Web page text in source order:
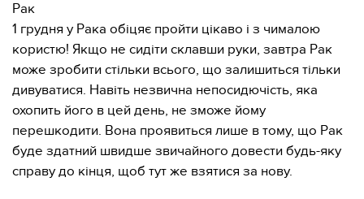
Рак
1 грудня у Рака обіцяє пройти цікаво і з чималою
користю! Якщо не сидіти склавши руки, завтра Рак
може зробити стільки всього, що залишиться тільки
дивуватися. Навіть незвична непосидючість, яка
охопить його в цей день, не зможе йому
перешкодити. Вона проявиться лише в тому, що Рак
буде здатний швидше звичайного довести будь-яку
справу до кінця, щоб тут же взятися за нову.